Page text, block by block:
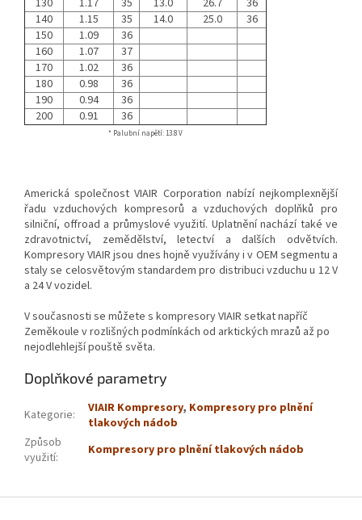
130 1.17 35 13.0 26.7
36
140
1.15 35 14.0 25.0
36
150
1.09
36
160
1.07
37
170
1.02
36
180
0.98
36
190
0.94
36
200
0.91 36
* Palubní napětí: 13.8 V
Americká společnost VIAIR Corporation nabízí nejkomplexnější
řadu vzduchových kompresorů a vzduchových doplňků pro
silniční, offroad a průmyslové využití. Uplatnění nachází také ve
zdravotnictví, zemědělství, letectví a dalších odvětvích.
Kompresory VIAIR jsou dnes hojně využívány i v OEM segmentu a
staly se celosvětovým standardem pro distribuci vzduchu u 12 V
a 24 V vozidel.
V současnosti se můžete s kompresory VIAIR setkat napříč
Zeměkoule v rozlišných podmínkách od arktických mrazů až po
nejodlehlejší pouště světa.
Doplňkové parametry
Kategorie: VIAIR Kompresory, Kompresory pro plnění
tlakových nádob
Způsob
využití: Kompresory pro plnění tlakových nádob